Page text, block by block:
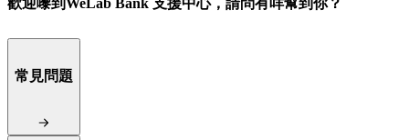
常見問題